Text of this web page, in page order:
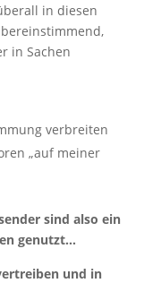
in diesen
in Sachen
verbreiten
„auf meiner
sind also ein
genutzt…
und in